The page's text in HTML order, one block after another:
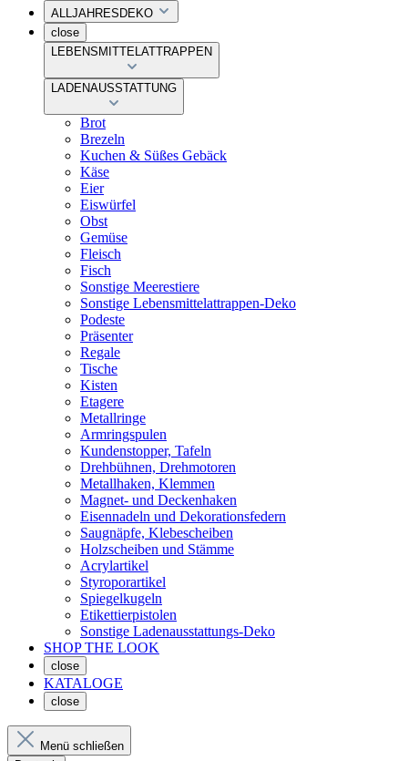
ALLJAHRESDEKO
close
LEBENSMITTELATTRAPPEN
LADENAUSSTATTUNG
Brot
Brezeln
Kuchen & Süßes Gebäck
Käse
Eier
Eiswürfel
Obst
Gemüse
Fleisch
Fisch
Sonstige Meerestiere
Sonstige Lebensmittelattrappen-Deko
Podeste
Präsenter
Regale
Tische
Kisten
Etagere
Metallringe
Armringspulen
Kundenstopper, Tafeln
Drehbühnen, Drehmotoren
Metallhaken, Klemmen
Magnet- und Deckenhaken
Eisennadeln und Dekorationsfedern
Saugnäpfe, Klebescheiben
Holzscheiben und Stämme
Acrylartikel
Styroporartikel
Spiegelkugeln
Etikettierpistolen
Sonstige Ladenausstattungs-Deko
SHOP THE LOOK
close
KATALOGE
close
Menü schließen